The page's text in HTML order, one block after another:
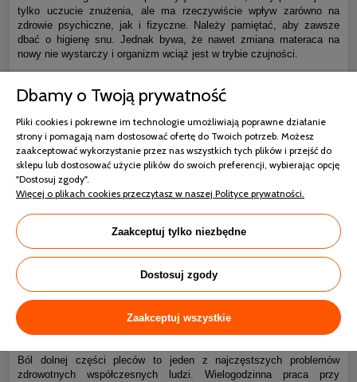
tylko uczucie znużenia, ale ma rzeczywiście wpływ zarówno na
zdrowie psychiczne, jak i fizyczne. Należy pamiętać, aby zawsze
dbać o higienę snu. Jednak bywa, że nawet zmiana materaca na
nowy nie wystarczy i organizm wciąż jest w trybie czujności.
czytaj całość »
Ból kręgosłupa piersiowego i dyskopatia lędźwiowa – jak
spać bez bólu?
Ból dolnej części pleców to jeden z najczęstszych problemów
zdrowotnych współczesnych ludzi. Wielogodzinna praca przy
Dbamy o Twoją prywatność
Pliki cookies i pokrewne im technologie umożliwiają poprawne działanie
strony i pomagają nam dostosować ofertę do Twoich potrzeb. Możesz
zaakceptować wykorzystanie przez nas wszystkich tych plików i przejść do
sklepu lub dostosować użycie plików do swoich preferencji, wybierając opcję
"Dostosuj zgody".
Więcej o plikach cookies przeczytasz w naszej Polityce prywatności.
Zaakceptuj tylko niezbędne
Dostosuj zgody
Zaakceptuj wszystkie